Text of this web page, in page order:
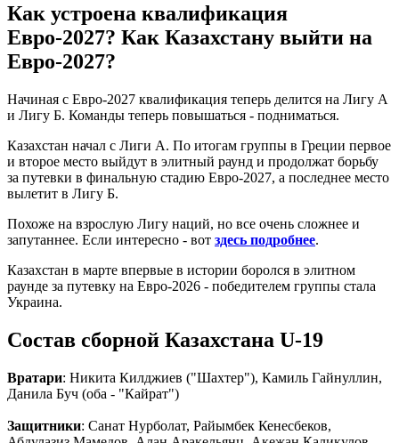
Как устроена квалификация
Евро-2027? Как Казахстану выйти на
Евро-2027?
Начиная с Евро-2027 квалификация теперь делится на Лигу А
и Лигу Б. Команды теперь повышаться - подниматься.
Казахстан начал с Лиги А. По итогам группы в Греции первое
и второе место выйдут в элитный раунд и продолжат борьбу
за путевки в финальную стадию Евро-2027, а последнее место
вылетит в Лигу Б.
Похоже на взрослую Лигу наций, но все очень сложнее и
запутаннее. Если интересно - вот здесь подробнее.
Казахстан в марте впервые в истории боролся в элитном
раунде за путевку на Евро-2026 - победителем группы стала
Украина.
Состав сборной Казахстана U-19
Вратари: Никита Килджиев ("Шахтер"), Камиль Гайнуллин,
Данила Буч (оба - "Кайрат")
Защитники: Санат Нурболат, Райымбек Кенесбеков,